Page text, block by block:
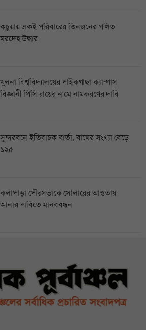
কচুয়ায় একই পরিবারের তিনজনের গলিত
মরদেহ উদ্ধার
খুলনা বিশ্ববিদ্যালয়ের পাইকগাছা ক্যাম্পাস
বিজ্ঞানী পিসি রায়ের নামে নামকরণের দাবি
সুন্দরবনে ইতিবাচক বার্তা, বাঘের সংখ্যা বেড়ে
১২৫
কলাপাড়া পৌরসভাকে সোলারের আওতায়
আনার দাবিতে মানববন্ধন